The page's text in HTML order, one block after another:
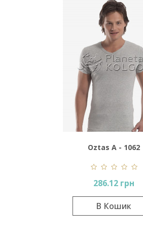
Oztas A - 1062
286.12 грн
В Кошик